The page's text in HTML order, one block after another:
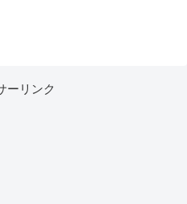
ーリンク